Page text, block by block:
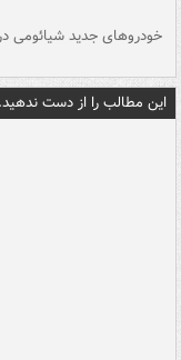
خودروهای جدید شیائومی در
این مطالب را از دست